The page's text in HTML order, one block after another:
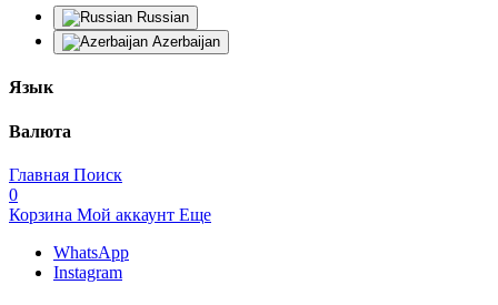
Russian
Azerbaijan
Язык
Валюта
Главная Поиск
0
Корзина Мой аккаунт Еще
WhatsApp
Instagram